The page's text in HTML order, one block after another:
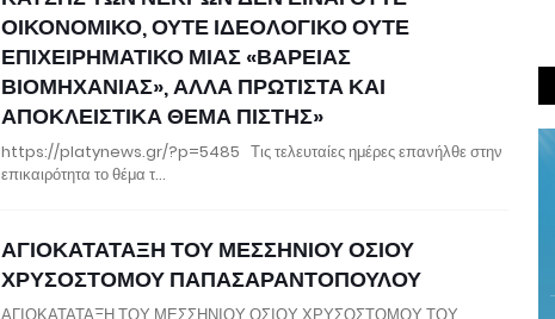
ΟΙΚΟΝΟΜΙΚΟ, ΟΥΤΕ ΙΔΕΟΛΟΓΙΚΟ ΟΥΤΕ
ΕΠΙΧΕΙΡΗΜΑΤΙΚΟ ΜΙΑΣ «ΒΑΡΕΙΑΣ
ΒΙΟΜΗΧΑΝΙΑΣ», ΑΛΛΑ ΠΡΩΤΙΣΤΑ ΚΑΙ
ΑΠΟΚΛΕΙΣΤΙΚΑ ΘΕΜΑ ΠΙΣΤΗΣ»
https://platynews.gr/?p=5485 Τις τελευταίες ημέρες επανήλθε στην
επικαιρότητα το θέμα τ…
ΑΓΙΟΚΑΤΑΤΑΞΗ ΤΟΥ ΜΕΣΣΗΝΙΟΥ ΟΣΙΟΥ
ΧΡΥΣΟΣΤΟΜΟΥ ΠΑΠΑΣΑΡΑΝΤΟΠΟΥΛΟΥ